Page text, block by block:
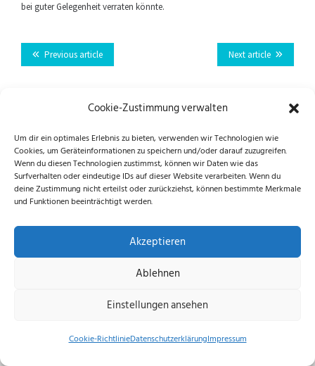
Cookie-Zustimmung verwalten
Um dir ein optimales Erlebnis zu bieten, verwenden wir Technologien wie
Cookies, um Geräteinformationen zu speichern und/oder darauf zuzugreifen.
Wenn du diesen Technologien zustimmst, können wir Daten wie das
Surfverhalten oder eindeutige IDs auf dieser Website verarbeiten. Wenn du
deine Zustimmung nicht erteilst oder zurückziehst, können bestimmte Merkmale
und Funktionen beeinträchtigt werden.
Akzeptieren
Ablehnen
Einstellungen ansehen
Cookie-RichtlinieDatenschutzerklärungImpressum
bei guter Gelegenheit verraten könnte.
Next article
Previous article
Datenschutzerklärung|Impressum|Cookie-
© 2026 echus.de